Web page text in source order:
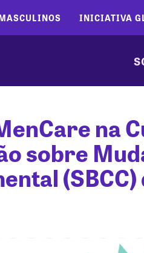
INICIATIVA
na
sobre
(SBCC)